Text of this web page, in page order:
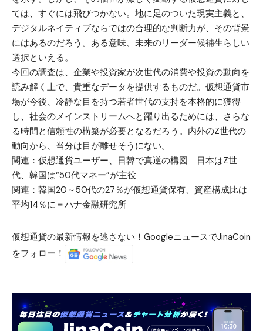
ては、すぐには飛びつかない。地に足のついた現実主義と、
デジタルネイティブならではの合理的な判断力が、その背景
にはあるのだろう。ある意味、未来のリーダー候補生らしい
選択といえる。
今回の調査は、企業や投資家が次世代の消費や投資の動向を
読み解く上で、貴重なデータを提供するものだ。仮想通貨市
場が今後、冷静な目を持つ若者世代の支持を本格的に獲得
し、社会のメインストリームへと躍り出るためには、さらな
る時間と信頼性の構築が必要となるだろう。内外のZ世代の
動向から、当分は目が離せそうにない。
関連： 仮想通貨ユーザー、日韓で真逆の構図 日本はZ世
代、韓国は“50代マネー”が主役
関連： 韓国20～50代の27％が仮想通貨保有、資産構成比は
平均14％に＝ハナ金融研究所
仮想通貨の最新情報を逃さない！GoogleニュースでJinaCoin
をフォロー！